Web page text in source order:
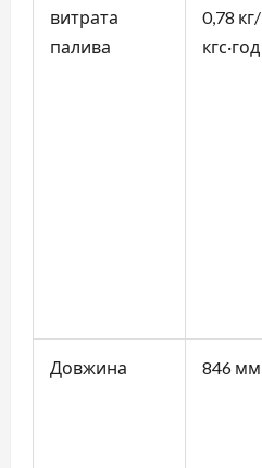
витрата
палива
0,78 кг/
кгс·год
Довжина 846 мм